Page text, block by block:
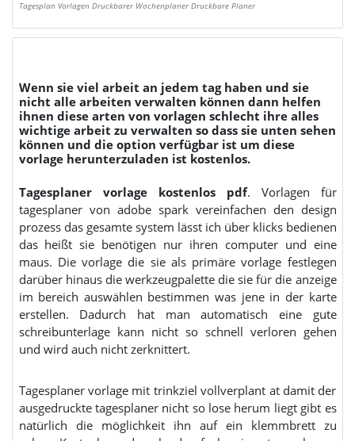
Tagesplan Vorlagen Druckbarer Wochenplaner Druckbare Planer
Wenn sie viel arbeit an jedem tag haben und sie
nicht alle arbeiten verwalten können dann helfen
ihnen diese arten von vorlagen schlecht ihre alles
wichtige arbeit zu verwalten so dass sie unten sehen
können und die option verfügbar ist um diese
vorlage herunterzuladen ist kostenlos.
Tagesplaner vorlage kostenlos pdf. Vorlagen für
tagesplaner von adobe spark vereinfachen den design
prozess das gesamte system lässt ich über klicks bedienen
das heißt sie benötigen nur ihren computer und eine
maus. Die vorlage die sie als primäre vorlage festlegen
darüber hinaus die werkzeugpalette die sie für die anzeige
im bereich auswählen bestimmen was jene in der karte
erstellen. Dadurch hat man automatisch eine gute
schreibunterlage kann nicht so schnell verloren gehen
und wird auch nicht zerknittert.
Tagesplaner vorlage mit trinkziel vollverplant at damit der
ausgedruckte tagesplaner nicht so lose herum liegt gibt es
natürlich die möglichkeit ihn auf ein klemmbrett zu